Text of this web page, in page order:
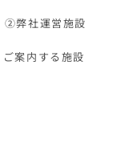
弊社運営施設
案内する施設